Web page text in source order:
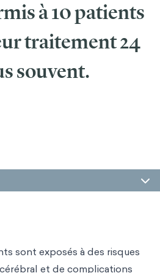
à 10 patients
traitement 24
souvent.
sont exposés à des risques
et de complications